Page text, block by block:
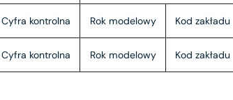
Cyfra kontrolna Rok modelowy Kod zakładu
Cyfra kontrolna Rok modelowy Kod zakładu